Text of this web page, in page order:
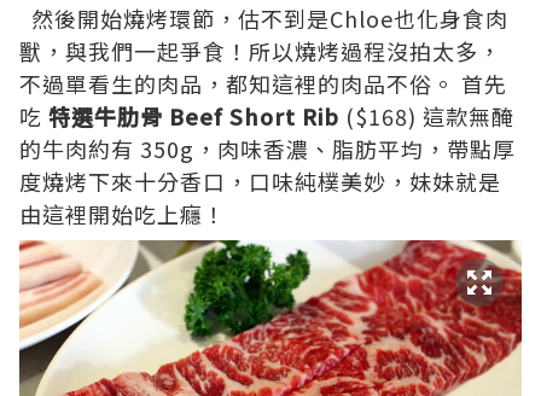
然後開始燒烤環節，估不到是Chloe也化身食肉
獸，與我們一起爭食！所以燒烤過程沒拍太多，
不過單看生的肉品，都知這裡的肉品不俗。 首先
吃 特選牛肋骨 Beef Short Rib ($168) 這款無醃
的牛肉約有 350g，肉味香濃、脂肪平均，帶點厚
度燒烤下來十分香口，口味純樸美妙，妹妹就是
由這裡開始吃上癮！